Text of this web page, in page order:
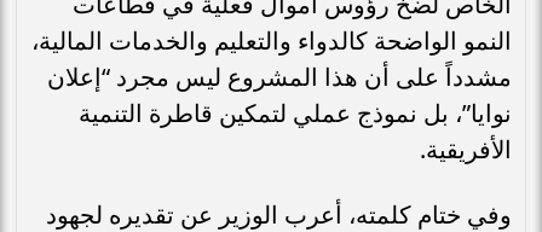
النمو الواضحة كالدواء والتعليم والخدمات المالية،
مشدداً على أن هذا المشروع ليس مجرد “إعلان
نوايا”، بل نموذج عملي لتمكين قاطرة التنمية
الأفريقية.
وفي ختام كلمته، أعرب الوزير عن تقديره لجهود